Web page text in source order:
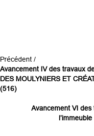
Précédent /
Avancement IV des travaux
DES MOULYNIERS ET
(516)
Avancement VI